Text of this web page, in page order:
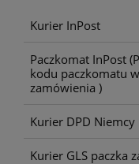
Kurier InPost
Paczkomat InPost
kodu paczkomatu
zamówienia )
Kurier DPD Niemcy
Kurier GLS paczka